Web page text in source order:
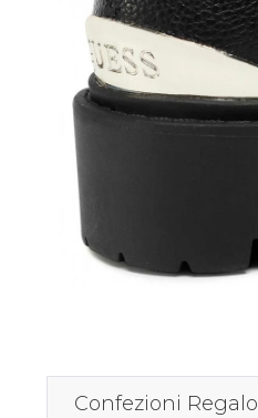
Confezioni Regalo